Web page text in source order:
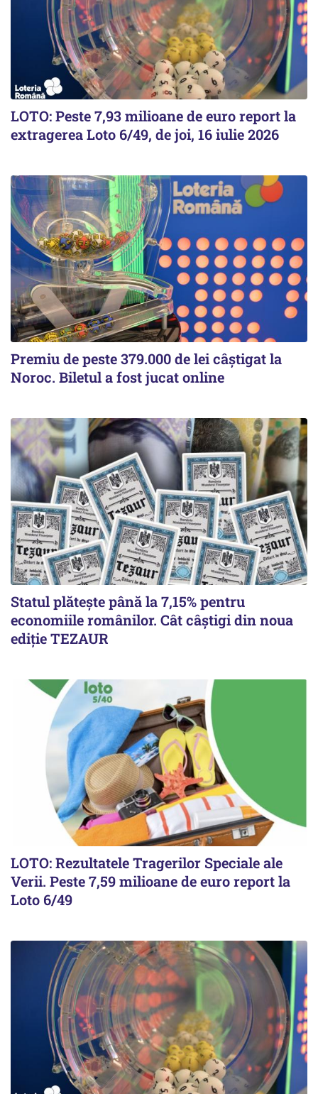
LOTO: Peste 7,93 milioane de euro report la
extragerea Loto 6/49, de joi, 16 iulie 2026
Premiu de peste 379.000 de lei câștigat la
Noroc. Biletul a fost jucat online
Statul plătește până la 7,15% pentru
economiile românilor. Cât câștigi din noua
ediție TEZAUR
LOTO: Rezultatele Tragerilor Speciale ale
Verii. Peste 7,59 milioane de euro report la
Loto 6/49